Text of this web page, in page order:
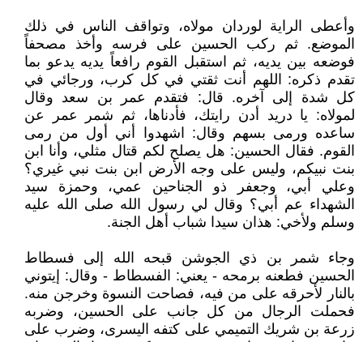
وأعطى الراية لوردان مولاه، وتواقف الناس في ذلك
الموضع‏.‏ ثم ركب الحسين على فرسه وأخذ مصحفاً
فوضعه بين يديه، ثم استقبل القوم رافعاً يديه يدعو بما
تقدم ذكره‏:‏ اللهم أنت ثقتي في كل كرب، ورجائي في
كل شدة إلى آخره‏.‏ قال‏:‏ فتقدم عمر بن سعد وقال
لمولاه‏:‏ يا دريد أدن رايتك، فأدناها، ثم شمر عمر عن
ساعده ورمى بسهم وقال‏:‏ اشهدوا أني أول من رمى
القوم‏.‏ فقال الحسين: هل يصلح لكم قتال مثلي، وأنا ابن
بنت نبيكم، وليس على وجه الأرض ابن بنت نبي غيري‏؟‏
وعلي أبي، وجعفر ذو الجناحين عمي، وحمزة سيد
الشهداء عم أبي‏؟‏ وقال لي رسول الله صلى الله عليه
وسلم ولأخي‏:‏ ‏‏هذان سيدا شباب أهل الجنة‏.
وجاء شمر بن ذي الجوشن قبحه الله إلى فسطاط
الحسين فطعنه برمحه - يعني‏:‏ الفسطاط - وقال‏:‏ إيتوني
بالنار لأحرقه على من فيه، فصاحت النسوة وخرجن منه‏.
فحملت الرجال من كل جانب على الحسين، وضربه
زرعة بن شريك التميمي على كتفه اليسرى، وضرب على